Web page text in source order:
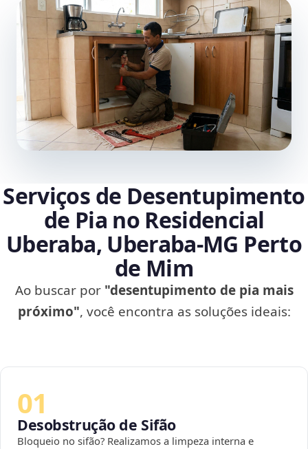
Serviços de Desentupimento
de Pia no Residencial
Uberaba, Uberaba‑MG Perto
de Mim
Ao buscar por "desentupimento de pia mais
próximo", você encontra as soluções ideais:
01
Desobstrução de Sifão
Bloqueio no sifão? Realizamos a limpeza interna e